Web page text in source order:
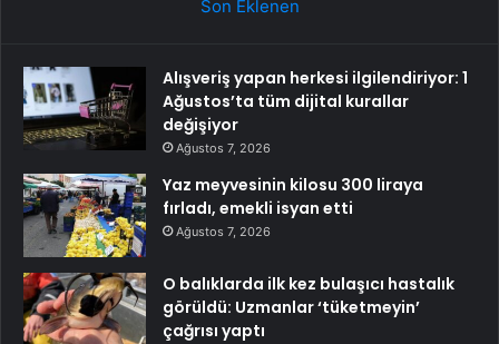
Son Eklenen
Alışveriş yapan herkesi ilgilendiriyor: 1
Ağustos’ta tüm dijital kurallar
değişiyor
Ağustos 7, 2026
Yaz meyvesinin kilosu 300 liraya
fırladı, emekli isyan etti
Ağustos 7, 2026
O balıklarda ilk kez bulaşıcı hastalık
görüldü: Uzmanlar ‘tüketmeyin’
çağrısı yaptı